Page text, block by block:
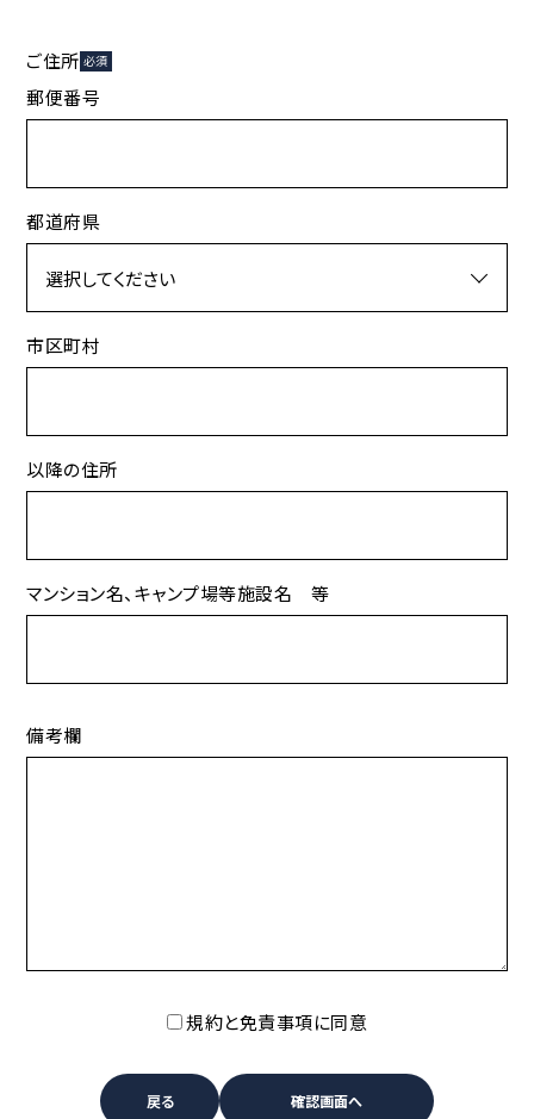
ご住所 必須
郵便番号
都道府県
市区町村
以降の住所
マンション名、キャンプ場等施設名 等
備考欄
規約と免責事項に同意